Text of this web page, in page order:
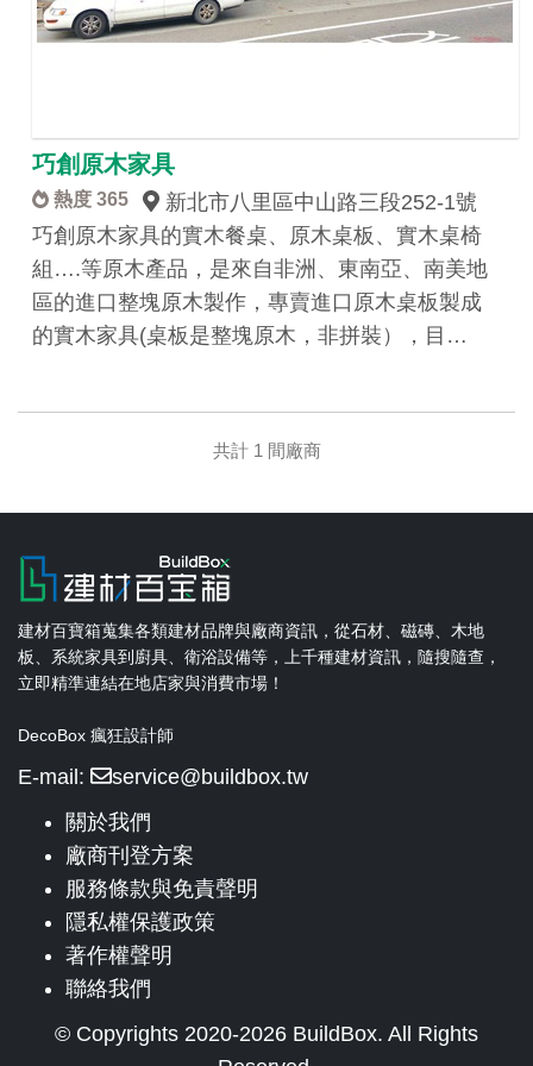
巧創原木家具
熱度 365
新北市八里區中山路三段252-1號
巧創原木家具的實木餐桌、原木桌板、實木桌椅
組….等原木產品，是來自非洲、東南亞、南美地
區的進口整塊原木製作，專賣進口原木桌板製成
的實木家具(桌板是整塊原木，非拼裝），目…
共計 1 間廠商
建材百寶箱蒐集各類建材品牌與廠商資訊，從石材、磁磚、木地
板、系統家具到廚具、衛浴設備等，上千種建材資訊，隨搜隨查，
立即精準連結在地店家與消費市場！
DecoBox 瘋狂設計師
E-mail:
service@buildbox.tw
關於我們
廠商刊登方案
服務條款與免責聲明
隱私權保護政策
著作權聲明
聯絡我們
© Copyrights 2020-2026 BuildBox. All Rights